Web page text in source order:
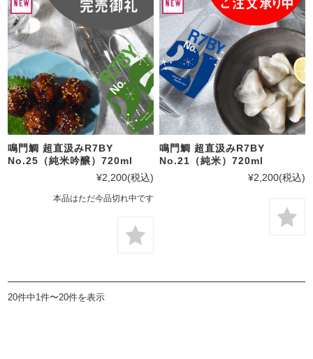
鳴門鯛 超直汲みR7BY
No.25（純米吟醸）720ml
¥2,200(税込)
本品はただ今品切れ中です
鳴門鯛 超直汲みR7BY
No.21（純米）720ml
¥2,200(税込)
20件中1件〜20件を表示